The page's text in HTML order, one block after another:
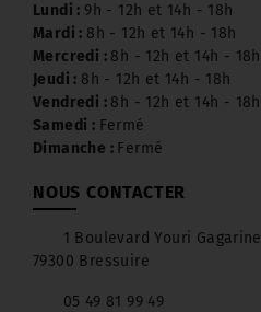
Lundi : 9h - 12h et 14h - 18h
Mardi : 8h - 12h et 14h - 18h
Mercredi : 8h - 12h et 14h - 18h
Jeudi : 8h - 12h et 14h - 18h
Vendredi : 8h - 12h et 14h - 18h
Samedi : Fermé
Dimanche : Fermé
NOUS CONTACTER
1 Boulevard Youri Gagarine
79300 Bressuire
05 49 81 99 49